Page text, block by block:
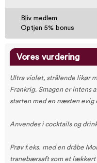
Bliv medlem
Optjen 5% bonus
Vores vurdering
Ultra violet, strålende likør
Frankrig. Smagen er intens
starten med en næsten evig
Anvendes i cocktails og
Prøv f.eks. med en dråbe
tranebærsaft som et